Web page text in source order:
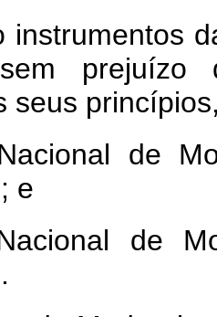
instrumentos
prejuízo
seus
de
e
de